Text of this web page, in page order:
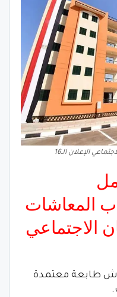
الإعلان الـ16
المعاشات
الاجتماعي
طابعة معتمدة